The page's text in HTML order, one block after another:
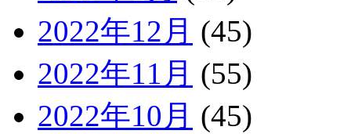
2022年12月 (45)
2022年11月 (55)
2022年10月 (45)